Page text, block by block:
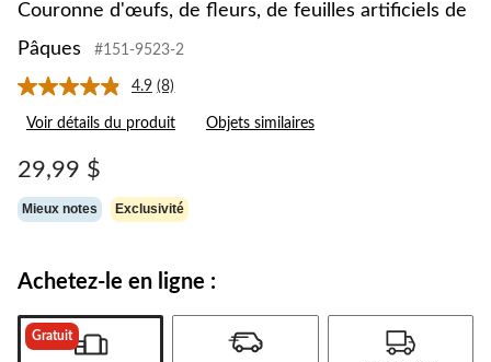
Couronne d'œufs, de fleurs, de feuilles artificiels de
Pâques
#151-9523-2
4.9 Lire
les
8
la
même
(8)
Voir détails du produit Objets similaires
29,99 $
Mieux notes Exclusivité
Achetez-le en ligne :
Gratuit